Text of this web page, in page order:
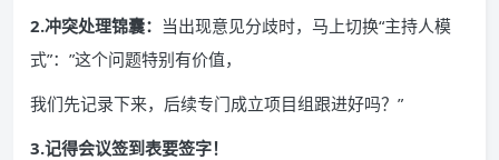
2.冲突处理锦囊： 当出现意见分歧时，马上切换“主持人模
式”：”这个问题特别有价值，
我们先记录下来，后续专门成立项目组跟进好吗？”
3.记得会议签到表要签字！